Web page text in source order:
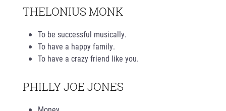
THELONIUS MONK
To be successful musically.
To have a happy family.
To have a crazy friend like you.
PHILLY JOE JONES